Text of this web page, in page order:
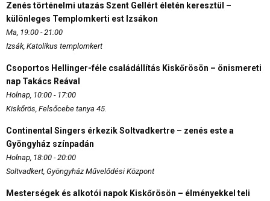
Zenés történelmi utazás Szent Gellért életén keresztül –
különleges Templomkerti est Izsákon
Ma, 19:00 - 21:00
Izsák, Katolikus templomkert
Csoportos Hellinger-féle családállítás Kiskőrösön – önismereti
nap Takács Reával
Holnap, 10:00 - 17:00
Kiskőrös, Felsőcebe tanya 45.
Continental Singers érkezik Soltvadkertre – zenés este a
Gyöngyház színpadán
Holnap, 18:00 - 20:00
Soltvadkert, Gyöngyház Művelődési Központ
Mesterségek és alkotói napok Kiskőrösön – élményekkel teli